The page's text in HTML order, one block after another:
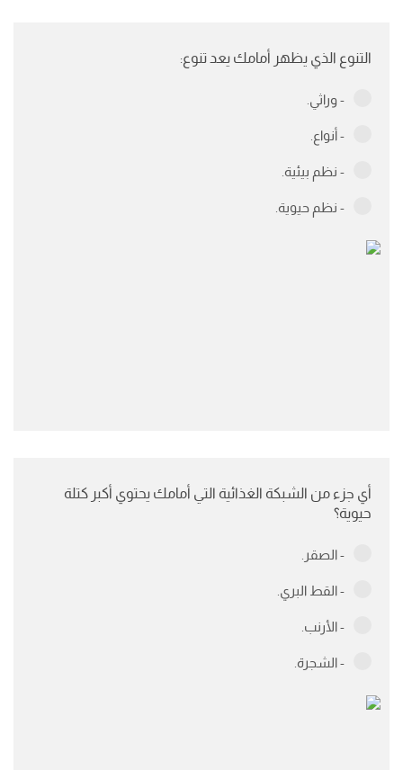
التنوع الذي يظهر أمامك يعد تنوع:
- وراثي.
- أنواع.
- نظم بيئية.
- نظم حيوية.
أي جزء من الشبكة الغذائية التي أمامك يحتوي أكبر كتلة
حيوية؟
- الصقر.
- القط البري.
- الأرنب.
- الشجرة.